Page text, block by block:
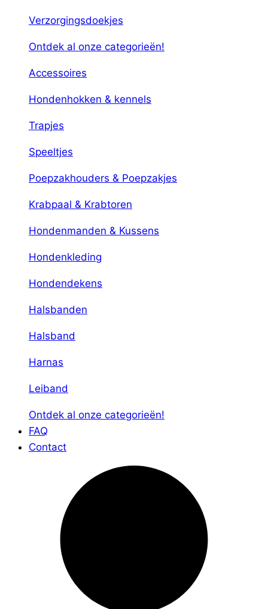
Verzorgingsdoekjes
Ontdek al onze categorieën!
Accessoires
Hondenhokken & kennels
Trapjes
Speeltjes
Poepzakhouders & Poepzakjes
Krabpaal & Krabtoren
Hondenmanden & Kussens
Hondenkleding
Hondendekens
Halsbanden
Halsband
Harnas
Leiband
Ontdek al onze categorieën!
FAQ
Contact